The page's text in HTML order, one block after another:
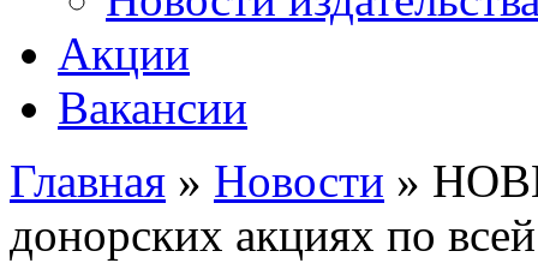
Акции
Вакансии
Вы здесь
Главная » Новости »
донорских акциях по